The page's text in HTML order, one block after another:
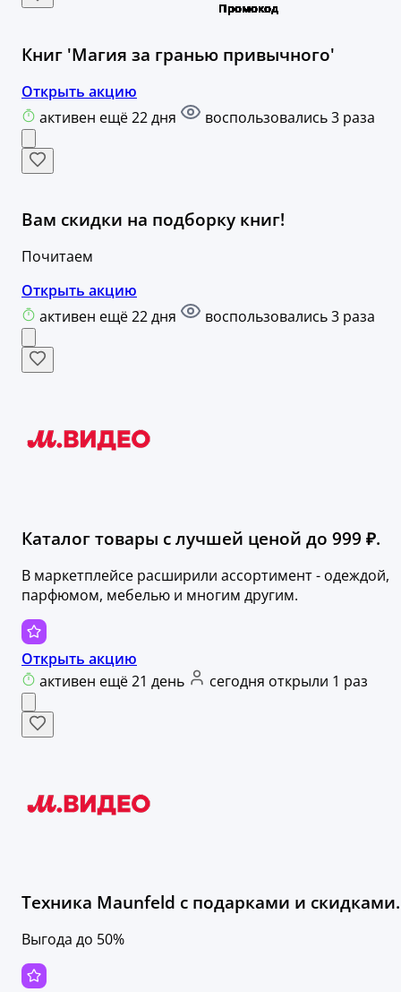
Книг 'Магия за гранью привычного'
Открыть акцию
активен ещё 22 дня
воспользовались 3 раза
Вам скидки на подборку книг!
Почитаем
Открыть акцию
активен ещё 22 дня
воспользовались 3 раза
Каталог товары с лучшей ценой до 999 ₽.
В маркетплейсе расширили ассортимент - одеждой,
парфюмом, мебелью и многим другим.
Открыть акцию
активен ещё 21 день
сегодня открыли 1 раз
Техника Maunfeld с подарками и скидками.
Выгода до 50%